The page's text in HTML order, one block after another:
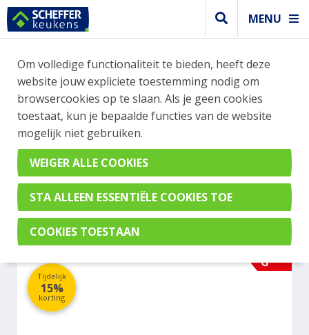
MENU
WEBSHOP BESTELLINGEN
Je kan tijdelijk geen bestelling plaatsen. Wil je je
vast oriënteren? Vergelijk eenvoudig apparaten
en merken met elkaar. Klik hier voor meer
informatie.
Koel- vrieskast
LIEBHERR EWTGW 1683-21
Tijdelijk
15%
korting
G
Om volledige functionaliteit te bieden, heeft deze
website jouw expliciete toestemming nodig om
browsercookies op te slaan. Als je geen cookies
toestaat, kun je bepaalde functies van de website
mogelijk niet gebruiken.